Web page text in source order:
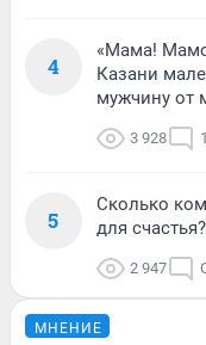
4
«Мама!
Казани
мужчину от
3 928 1
5
Сколько
для
2 947
МНЕНИЕ